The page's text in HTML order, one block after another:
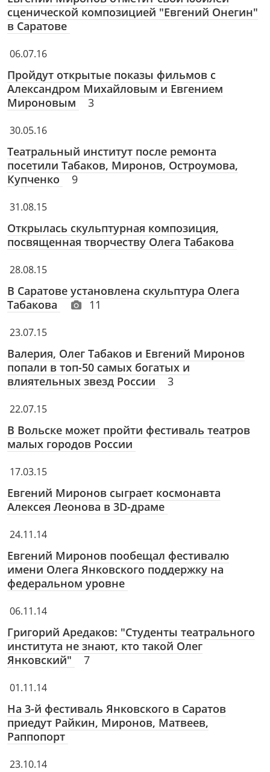
сценической композицией "Евгений Онегин"
в Саратове
06.07.16
Пройдут открытые показы фильмов с
Александром Михайловым и Евгением
Мироновым
3
30.05.16
Театральный институт после ремонта
посетили Табаков, Миронов, Остроумова,
Купченко
9
31.08.15
Открылась скульптурная композиция,
посвященная творчеству Олега Табакова
28.08.15
В Саратове установлена скульптура Олега
Табакова
11
23.07.15
Валерия, Олег Табаков и Евгений Миронов
попали в топ-50 самых богатых и
влиятельных звезд России
3
22.07.15
В Вольске может пройти фестиваль театров
малых городов России
17.03.15
Евгений Миронов сыграет космонавта
Алексея Леонова в 3D-драме
24.11.14
Евгений Миронов пообещал фестивалю
имени Олега Янковского поддержку на
федеральном уровне
06.11.14
Григорий Аредаков: "Студенты театрального
института не знают, кто такой Олег
Янковский"
7
01.11.14
На 3-й фестиваль Янковского в Саратов
приедут Райкин, Миронов, Матвеев,
Раппопорт
23.10.14